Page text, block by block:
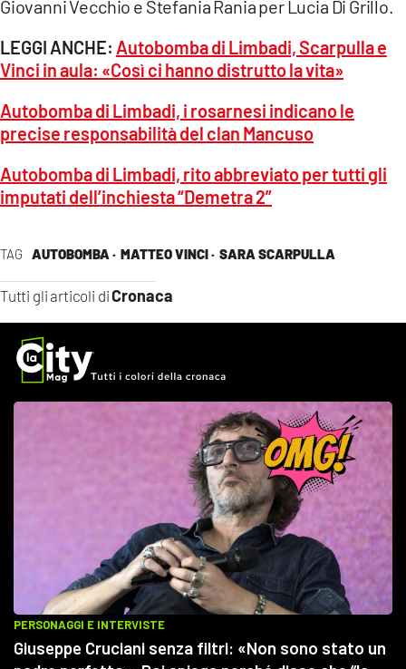
TAG AUTOBOMBA · MATTEO VINCI · SARA SCARPULLA
Tutti gli articoli diCronaca
Giovanni Vecchio e Stefania Rania per Lucia Di Grillo.
LEGGI ANCHE: Autobomba di Limbadi, Scarpulla e
Vinci in aula: «Così ci hanno distrutto la vita»
Autobomba di Limbadi, i rosarnesi indicano le
precise responsabilità del clan Mancuso
Autobomba di Limbadi, rito abbreviato per tutti gli
imputati dell’inchiesta “Demetra 2”